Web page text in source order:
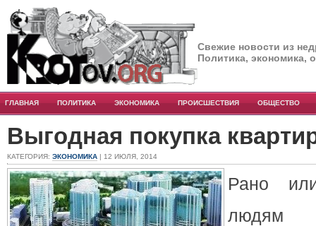
Свежие новости из
Политика, экономика,
ГЛАВНАЯ ПОЛИТИКА ЭКОНОМИКА ПРОИСШЕСТВИЯ ОБЩЕСТВО
Выгодная покупка
КАТЕГОРИЯ: ЭКОНОМИКА | 12 ИЮЛЯ, 2014
Рано
людям